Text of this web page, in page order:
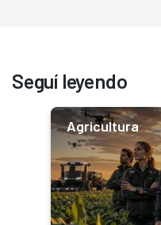
Seguí leyendo
Agricultura